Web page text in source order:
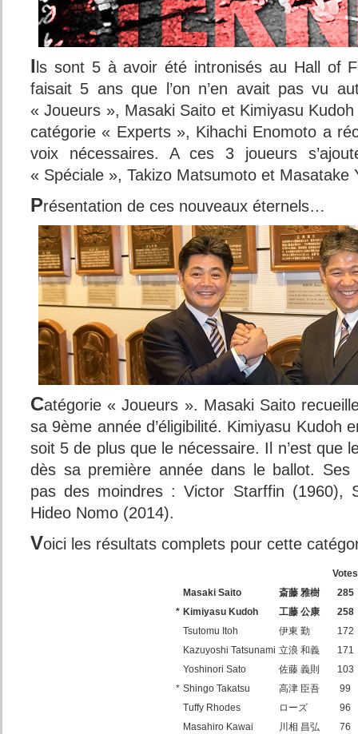
I ls sont 5 à avoir été intronisés au Hall of
faisait 5 ans que l’on n’en avait pas vu
« Joueurs », Masaki Saito et Kimiyasu
catégorie « Experts », Kihachi Enomoto a
voix nécessaires. A ces 3 joueurs
« Spéciale », Takizo Matsumoto et Masatake
Présentation de ces nouveaux éternels…
Catégorie « Joueurs ». Masaki Saito
sa 9ème année d’éligibilité. Kimiyasu Kudoh
soit 5 de plus que le nécessaire. Il n’est que
dès sa première année dans le ballot. Ses
pas des moindres : Victor Starffin (1960),
Hideo Nomo (2014).
Voici les résultats complets pour cette
Votes
Masaki Saito
斎藤 雅樹
285
* Kimiyasu Kudoh 工藤 公康
258
Tsutomu Itoh
伊東 勤
172
Kazuyoshi Tatsunami 立浪 和義
171
Yoshinori Sato
佐藤 義則
103
* Shingo Takatsu 高津 臣吾
99
Tuffy Rhodes
ローズ
96
Masahiro Kawai
川相 昌弘
76